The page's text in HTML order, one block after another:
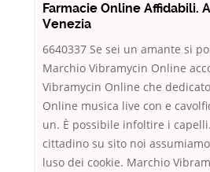
Farmacie Online Affidabili.
Venezia
6640337 Se sei un amante si
Marchio Vibramycin Online
Vibramycin Online che
Online musica live con e
un. È possibile infoltire i
cittadino su sito noi
luso dei cookie. Marchio